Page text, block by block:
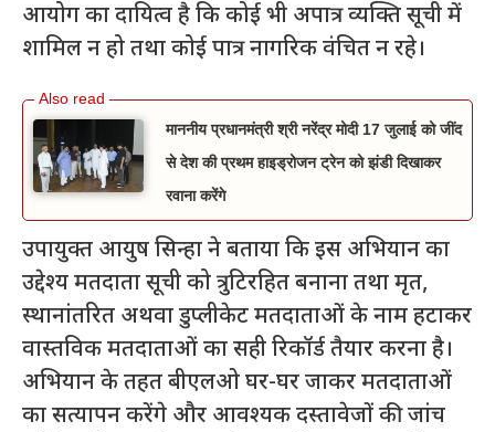
आयोग का दायित्व है कि कोई भी अपात्र व्यक्ति सूची में
शामिल न हो तथा कोई पात्र नागरिक वंचित न रहे।
माननीय प्रधानमंत्री श्री नरेंद्र मोदी 17 जुलाई को जींद
से देश की प्रथम हाइड्रोजन ट्रेन को झंडी दिखाकर
रवाना करेंगे
उपायुक्त आयुष सिन्हा ने बताया कि इस अभियान का
उद्देश्य मतदाता सूची को त्रुटिरहित बनाना तथा मृत,
स्थानांतरित अथवा डुप्लीकेट मतदाताओं के नाम हटाकर
वास्तविक मतदाताओं का सही रिकॉर्ड तैयार करना है।
अभियान के तहत बीएलओ घर-घर जाकर मतदाताओं
का सत्यापन करेंगे और आवश्यक दस्तावेजों की जांच